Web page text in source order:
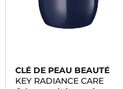
CLÉ DE PEAU BEAUTÉ
KEY RADIANCE CARE